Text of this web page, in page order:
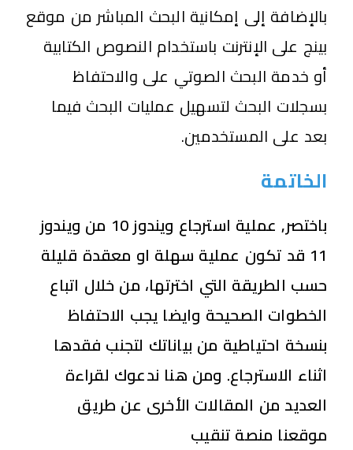
بالإضافة إلى إمكانية البحث المباشر من موقع
بينج على الإنترنت باستخدام النصوص الكتابية
أو خدمة البحث الصوتي على والاحتفاظ
بسجلات البحث لتسهيل عمليات البحث فيما
بعد على المستخدمين.
الخاتمة
باختصر, عملية استرجاع ويندوز 10 من ويندوز
11 قد تكون عملية سهلة او معقدة قليلة
حسب الطريقة التي اخترتها، من خلال اتباع
الخطوات الصحيحة وايضا يجب الاحتفاظ
بنسخة احتياطية من بياناتك لتجنب فقدها
اثناء الاسترجاع. ومن هنا ندعوك لقراءة
العديد من المقالات الأخرى عن طريق
موقعنا منصة تنقيب